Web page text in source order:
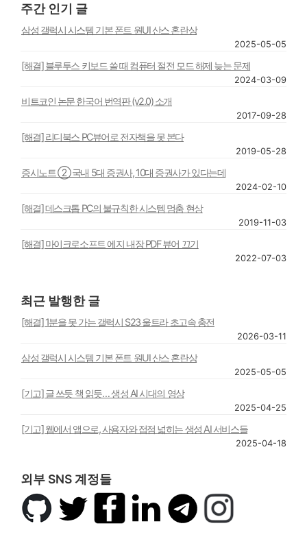
주간 인기 글
삼성 갤럭시 시스템 기본 폰트 원UI 산스 혼란상
2025-05-05
[해결] 블루투스 키보드 쓸 때 컴퓨터 절전 모드 해제 늦는 문제
2024-03-09
비트코인 논문 한국어 번역판 (v2.0) 소개
2017-09-28
[해결] 리디북스 PC뷰어로 전자책을 못 본다
2019-05-28
증시노트 ② 국내 5대 증권사, 10대 증권사가 있다는데
2024-02-10
[해결] 데스크톱 PC의 불규칙한 시스템 멈춤 현상
2019-11-03
[해결] 마이크로소프트 에지 내장 PDF 뷰어 끄기
2022-07-03
최근 발행한 글
[해결] 1분을 못 가는 갤럭시 S23 울트라 초고속 충전
2026-03-11
삼성 갤럭시 시스템 기본 폰트 원UI 산스 혼란상
2025-05-05
[기고] 글 쓰듯 책 읽듯… 생성 AI 시대의 영상
2025-04-25
[기고] 웹에서 앱으로, 사용자와 접점 넓히는 생성 AI 서비스들
2025-04-18
외부 SNS 계정들
깃
허
트
위
페
링
텔
레
인
스